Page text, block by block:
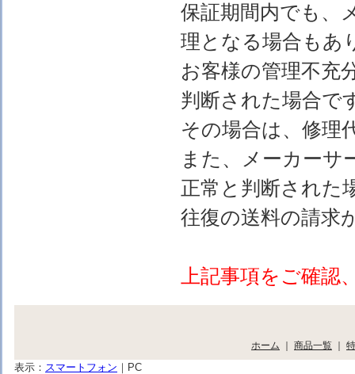
保証期間内でも、
理となる場合もあ
お客様の管理不充
判断された場合で
その場合は、修理
また、メーカーサ
正常と判断された
往復の送料の請求
上記事項をご確
ホーム ｜ 商品一覧 ｜
表示： スマートフォン ｜ PC